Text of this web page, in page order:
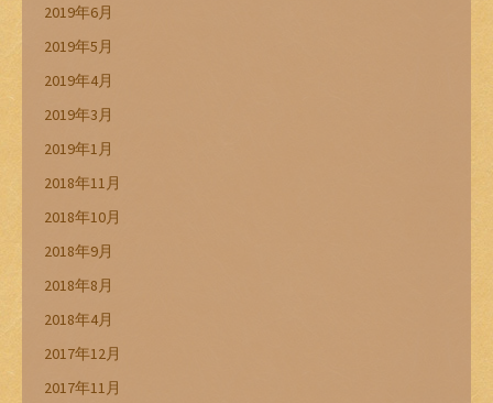
2019年6月
2019年5月
2019年4月
2019年3月
2019年1月
2018年11月
2018年10月
2018年9月
2018年8月
2018年4月
2017年12月
2017年11月